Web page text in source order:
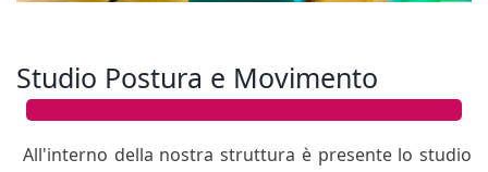
Studio Postura e Movimento
All'interno della nostra struttura è presente lo studio